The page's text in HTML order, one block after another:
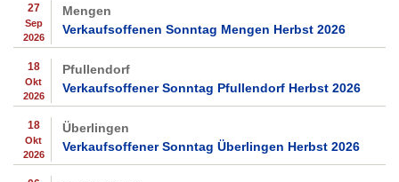
27
Sep
2026
Mengen
Verkaufsoffenen Sonntag Mengen Herbst 2026
18
Okt
2026
Pfullendorf
Verkaufsoffener Sonntag Pfullendorf Herbst 2026
18
Okt
2026
Überlingen
Verkaufsoffener Sonntag Überlingen Herbst 2026